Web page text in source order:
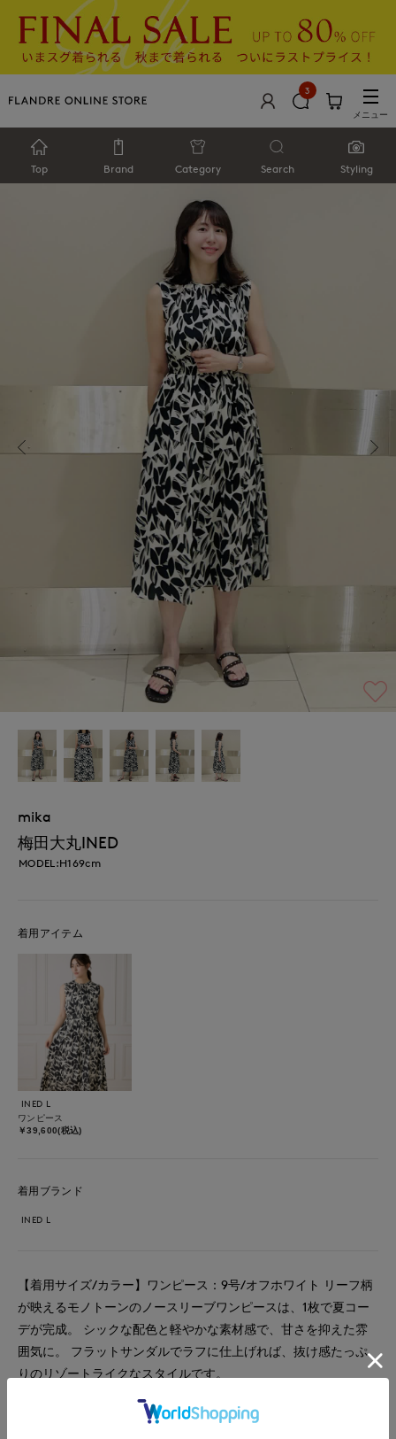
3
メニュー
Top Brand Category Search Styling
mika
梅田大丸INED
MODEL:H169cm
着用アイテム
INED L
ワンピース
￥39,600(税込)
着用ブランド
INED L
【着用サイズ/カラー】ワンピース：9号/オフホワイト リーフ柄
が映えるモノトーンのノースリーブワンピースは、1枚で夏コー
デが完成。 シックな配色と軽やかな素材感で、甘さを抑えた雰
囲気に。 フラットサンダルでラフに仕上げれば、抜け感たっぷ
りのリゾートライクなスタイルです。
#通勤・仕事 #リラックス